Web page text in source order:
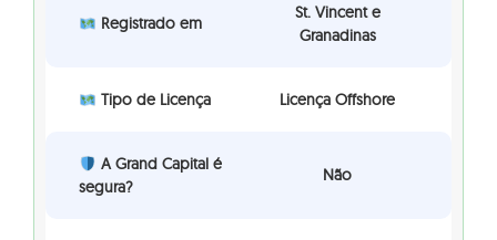
Registrado em
St. Vincent e
Granadinas
Tipo de Licença Licença Offshore
A Grand Capital é
segura?
Não